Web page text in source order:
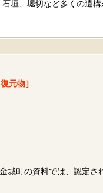
垣、堀切など多くの遺構
元物］
城町の資料では、認定さ